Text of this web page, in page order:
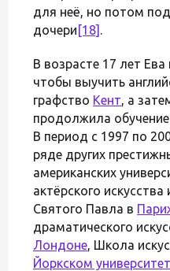
для неё, но потом
дочери [18] .
В возрасте 17 лет
чтобы выучить
графство Кент, а
продолжила
В период с 1997 по
ряде других
американских
актёрского
Святого Павла в
драматического
Лондоне, Школа
Йоркском